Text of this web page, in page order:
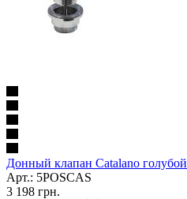
Донный клапан Catalano
Арт.: 5POSCAS
3 198 грн.